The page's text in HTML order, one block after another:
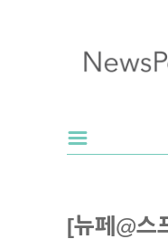
[뉴페@스